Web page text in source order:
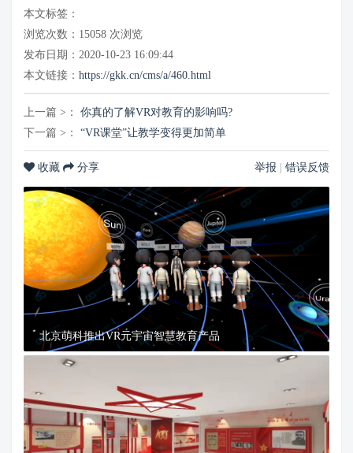
本文标签：
浏览次数： 15058 次浏览
发布日期：2020-10-23 16:09:44
本文链接： https://gkk.cn/cms/a/460.html
上一篇 >：
你真的了解VR对教育的影响吗​?
下一篇 >：
“VR课堂”让教学变得更加简单
收藏 分享 举报 错误反馈
北京萌科推出VR元宇宙智慧教育产品